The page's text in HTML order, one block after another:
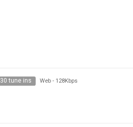
30 tune ins Web - 128Kbps